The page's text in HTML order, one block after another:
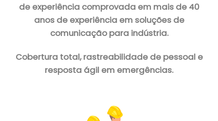
de experiência comprovada em mais de 40
anos de experiência em soluções de
comunicação para indústria.
Cobertura total, rastreabilidade de pessoal e
resposta ágil em emergências.